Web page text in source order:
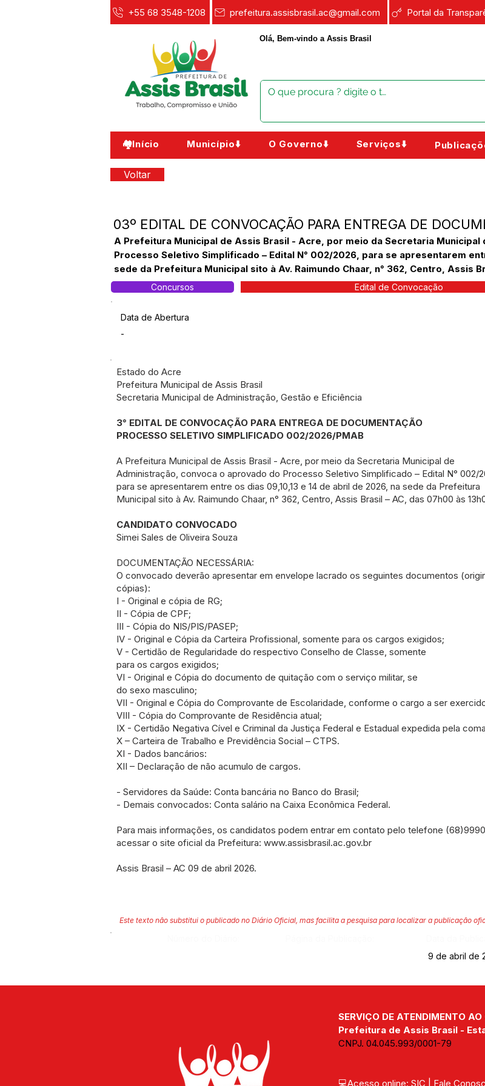
+55 68 3548-1208 prefeitura.assisbrasil.ac@gmail.com Portal da
Olá, Bem-vindo a Assis Brasil
🏘️Início Município⬇️ O Governo⬇️ Serviços⬇️
Voltar
03º EDITAL DE CONVOCAÇÃO PARA ENTREGA DE
A Prefeitura Municipal de Assis Brasil - Acre, por meio da Secretaria
Processo Seletivo Simplificado – Edital N° 002/2026, para se apresentarem
sede da Prefeitura Municipal sito à Av. Raimundo Chaar, n° 362, Centro, Assis
Concursos Edital de Convocação
Data de Abertura
-
Estado do Acre
Prefeitura Municipal de Assis Brasil
Secretaria Municipal de Administração, Gestão e Eficiência
3° EDITAL DE CONVOCAÇÃO PARA ENTREGA DE DOCUMENTAÇÃO
PROCESSO SELETIVO SIMPLIFICADO 002/2026/PMAB
A Prefeitura Municipal de Assis Brasil - Acre, por meio da Secretaria Municipal de
Administração, convoca o aprovado do Processo Seletivo Simplificado – Edital N° 002/
para se apresentarem entre os dias 09,10,13 e 14 de abril de 2026, na sede da Prefeitura
Municipal sito à Av. Raimundo Chaar, n° 362, Centro, Assis Brasil – AC, das 07h00 às
CANDIDATO CONVOCADO
Simei Sales de Oliveira Souza
DOCUMENTAÇÃO NECESSÁRIA:
O convocado deverão apresentar em envelope lacrado os seguintes documentos
cópias):
I - Original e cópia de RG;
II - Cópia de CPF;
III - Cópia do NIS/PIS/PASEP;
IV - Original e Cópia da Carteira Profissional, somente para os cargos exigidos;
V - Certidão de Regularidade do respectivo Conselho de Classe, somente
para os cargos exigidos;
VI - Original e Cópia do documento de quitação com o serviço militar, se
do sexo masculino;
VII - Original e Cópia do Comprovante de Escolaridade, conforme o cargo a ser
VIII - Cópia do Comprovante de Residência atual;
IX - Certidão Negativa Cível e Criminal da Justiça Federal e Estadual expedida pela
X – Carteira de Trabalho e Previdência Social – CTPS.
XI - Dados bancários:
XII – Declaração de não acumulo de cargos.
- Servidores da Saúde: Conta bancária no Banco do Brasil;
- Demais convocados: Conta salário na Caixa Econômica Federal.
Para mais informações, os candidatos podem entrar em contato pelo telefone
acessar o site oficial da Prefeitura: www.assisbrasil.ac.gov.br
Assis Brasil – AC 09 de abril 2026.
Este texto não substitui o publicado no Diário Oficial, mas facilita a pesquisa para localizar a publicação
9 de abril de
SERVIÇO DE ATENDIMENTO
Prefeitura de Assis Brasil -
CNPJ. 04.045.993/0001-79
💻Acesso online: SIC Fale